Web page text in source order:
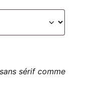
sérif comme